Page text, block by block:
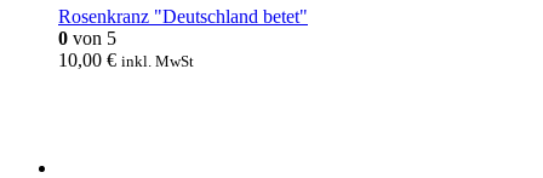
Rosenkranz "Deutschland betet"
0 von 5
10,00 € inkl. MwSt